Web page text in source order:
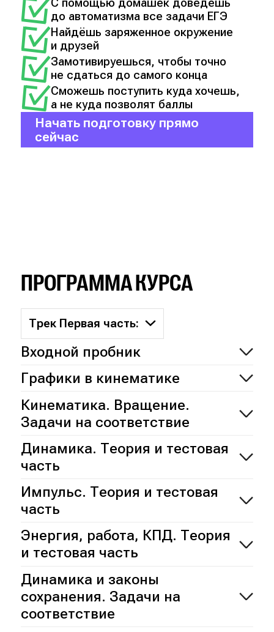
С помощью домашек доведёшь
до автоматизма все задачи ЕГЭ
Найдёшь заряженное окружение
и друзей
Замотивируешься, чтобы точно
не сдаться до самого конца
Сможешь поступить куда хочешь,
а не куда позволят баллы
Начать подготовку прямо
сейчас
ПРОГРАММА КУРСА
Трек Первая часть:
Входной пробник
Графики в кинематике
Кинематика. Вращение.
Задачи на соответствие
Динамика. Теория и тестовая
часть
Импульс. Теория и тестовая
часть
Энергия, работа, КПД. Теория
и тестовая часть
Динамика и законы
сохранения. Задачи на
соответствие